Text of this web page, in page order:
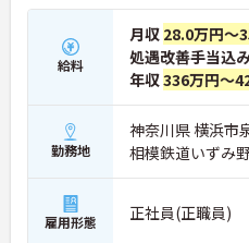
給料
月収 28.0万円～
処遇改善手当込み
年収336万円～
勤務地
神奈川県 横浜市
相模鉄道いずみ
雇用形態 正社員(正職員)